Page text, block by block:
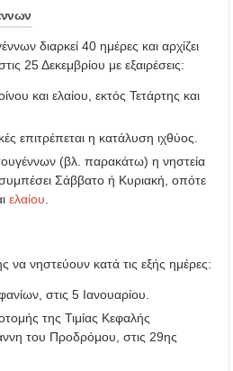
διαρκεί 40 ημέρες και αρχίζει
25 Δεκεμβρίου με εξαιρέσεις:
και ελαίου, εκτός Τετάρτης και
επιτρέπεται η κατάλυση ιχθύος.
(βλ. παρακάτω) η νηστεία
Σάββατο ή Κυριακή, οπότε
ελαίου
να νηστεύουν κατά τις εξής ημέρες:
στις 5 Ιανουαρίου.
της Τιμίας Κεφαλής
του Προδρόμου, στις 29ης